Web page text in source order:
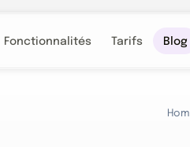
Fonctionnalités Tarifs Blog